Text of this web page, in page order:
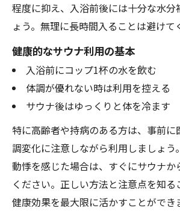
程度に抑え、入浴前後には十分な水分
ょう。無理に長時間入ることは避けて
健康的なサウナ利用の基本
入浴前にコップ1杯の水を飲む
体調が優れない時は利用を控える
サウナ後はゆっくりと体を冷ます
特に高齢者や持病のある方は、事前
調変化に注意しながら利用しましょう
動悸を感じた場合は、すぐにサウナか
ください。正しい方法と注意点を知る
健康効果を最大限に活かすことができ